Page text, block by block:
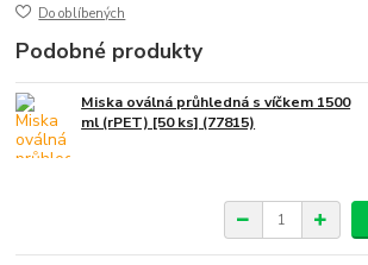
Do oblíbených
Podobné produkty
Miska oválná průhledná s víčkem 1500
ml (rPET) [50 ks] (77815)